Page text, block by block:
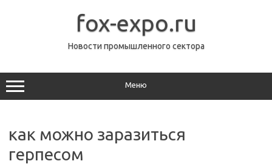
fox-expo.ru
Новости промышленного сектора
Меню
как можно заразиться
герпесом